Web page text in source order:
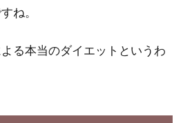
れています。甘酒は酒粕と米麹、2つの
ね。
る本当のダイエットというわ